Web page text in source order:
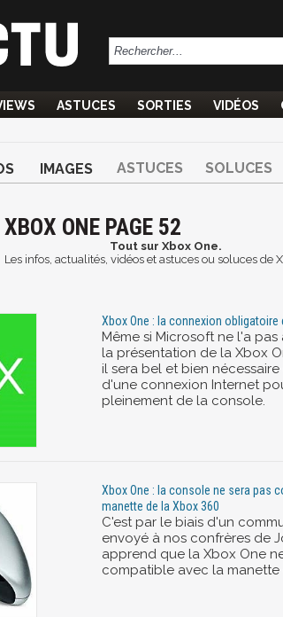
ASTUCES SORTIES VIDÉOS
IMAGES ASTUCES SOLUCES
ONE PAGE 52
Tout sur Xbox One.
Les infos, actualités, vidéos et astuces ou soluces de
Xbox One : la connexion obligatoire
Même si Microsoft ne l'a
la présentation de la Xbox
il sera bel et bien
d'une connexion Internet
pleinement de la console.
Xbox One : la console ne sera pas
manette de la Xbox 360
C'est par le biais d'un
envoyé à nos confrères de
apprend que la Xbox One
compatible avec la manette